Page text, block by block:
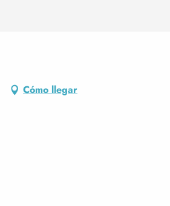
Cómo llegar